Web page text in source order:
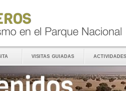
visitas guiadas actividades